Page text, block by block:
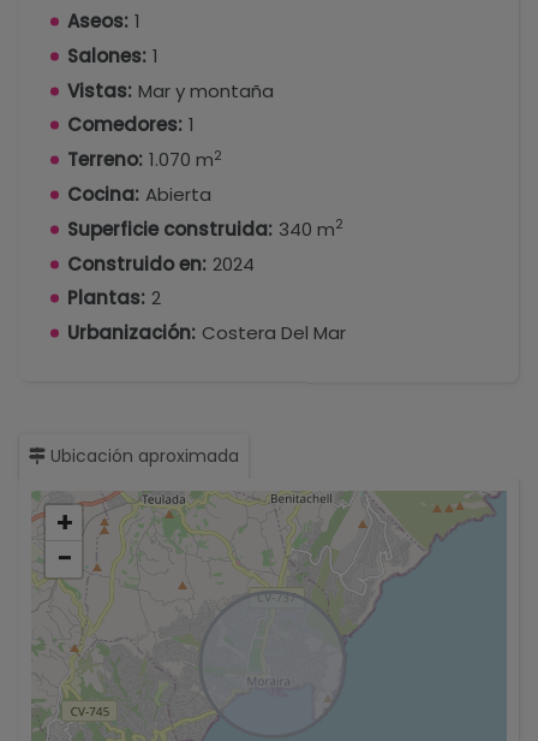
Aseos: 1
Salones: 1
Vistas: Mar y montaña
Comedores: 1
Terreno: 1.070 m2
Cocina: Abierta
Superficie construida: 340 m2
Construido en: 2024
Plantas: 2
Urbanización: Costera Del Mar
Ubicación aproximada
+
−